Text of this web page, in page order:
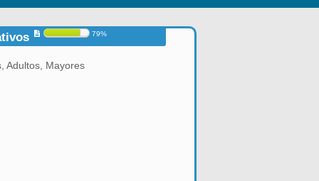
79%
Adultos, Mayores